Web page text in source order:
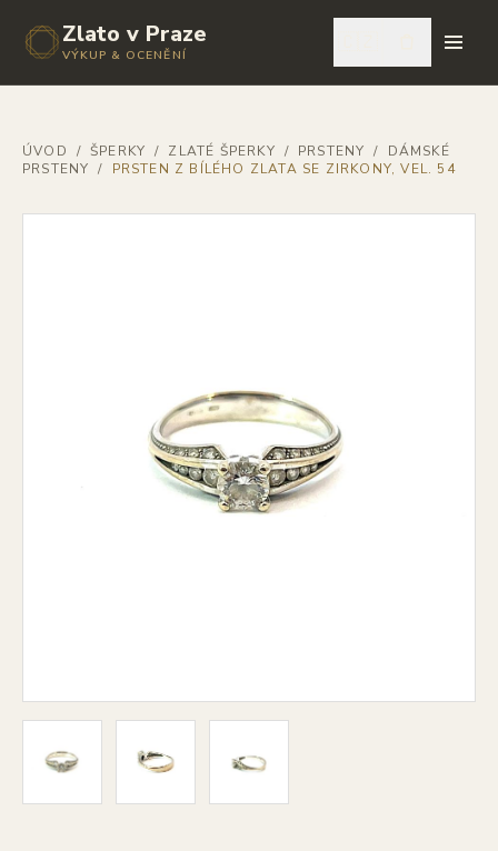
Zlato v Praze
VÝKUP & OCENĚNÍ
ÚVOD / ŠPERKY / ZLATÉ ŠPERKY / PRSTENY /
DÁMSKÉ
PRSTENY / PRSTEN Z BÍLÉHO ZLATA SE ZIRKONY, VEL. 54